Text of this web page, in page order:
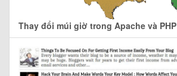
Thay đổi múi giờ trong Apache và PHP